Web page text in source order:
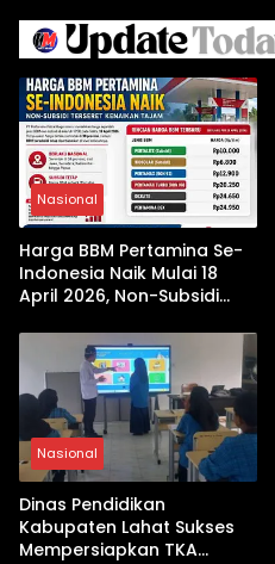
Nasional
Harga BBM Pertamina Se-
Indonesia Naik Mulai 18
April 2026, Non-Subsidi
Nasional
Dinas Pendidikan
Kabupaten Lahat Sukses
Mempersiapkan TKA